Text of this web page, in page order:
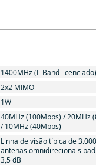
1400MHz (L-Band licenciado)
2x2 MIMO
1W
40MHz (100Mbps) / 20MHz
/ 10MHz (40Mbps)
Linha de visão típica de
antenas omnidirecionais
3,5 dB